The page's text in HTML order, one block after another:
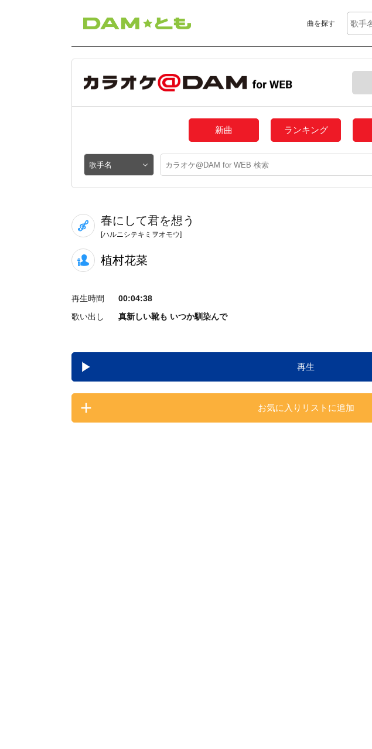
曲を探す
新曲 ランキング
春にして君を想う
[ハルニシテキミヲオモウ]
植村花菜
再生時間
00:04:38
歌い出し
真新しい靴も いつか馴染んで
再生
お気に入りリストに追加